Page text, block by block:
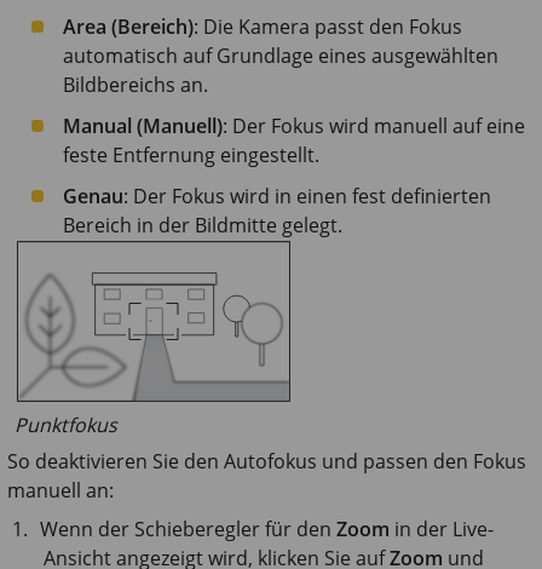
Area (Bereich): Die Kamera passt den Fokus
automatisch auf Grundlage eines ausgewählten
Bildbereichs an.
Manual (Manuell): Der Fokus wird manuell auf eine
feste Entfernung eingestellt.
Genau: Der Fokus wird in einen fest definierten
Bereich in der Bildmitte gelegt.
Punktfokus
So deaktivieren Sie den Autofokus und passen den Fokus
manuell an:
Wenn der Schieberegler für denZoom in der Live-
Ansicht angezeigt wird, klicken Sie aufZoom und